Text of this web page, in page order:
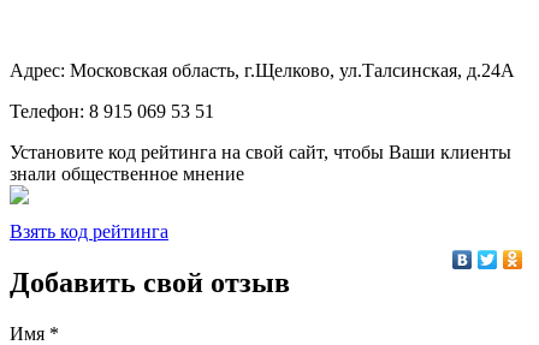
Адрес: Московская область, г.Щелково, ул.Талсинская, д.24А
Телефон: 8 915 069 53 51
Установите код рейтинга на свой сайт, чтобы Ваши клиенты
знали общественное мнение
Взять код рейтинга
Добавить свой отзыв
Имя *